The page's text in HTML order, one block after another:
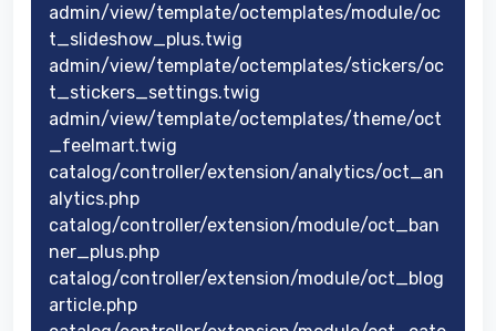
admin/view/template/octemplates/module/oc
t_slideshow_plus.twig
admin/view/template/octemplates/stickers/oc
t_stickers_settings.twig
admin/view/template/octemplates/theme/oct
_feelmart.twig
catalog/controller/extension/analytics/oct_an
alytics.php
catalog/controller/extension/module/oct_ban
ner_plus.php
catalog/controller/extension/module/oct_blog
article.php